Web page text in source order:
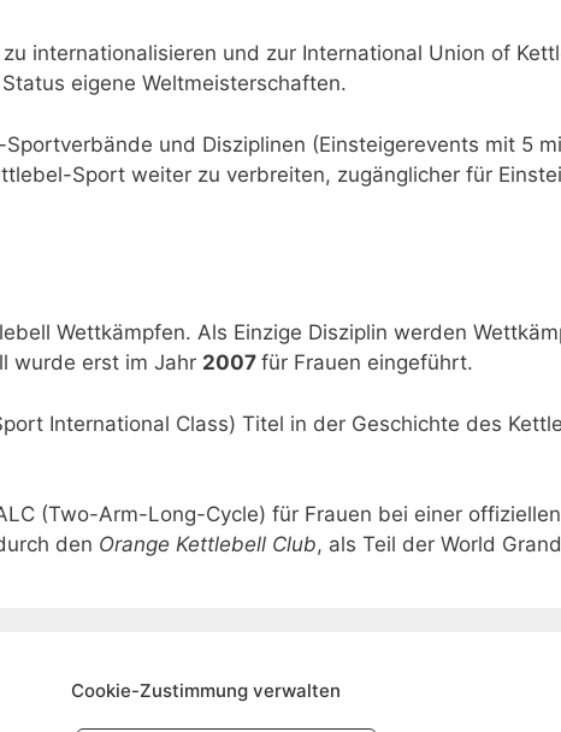
Cookie-Zustimmung verwalten
internationalisieren und zur International Union of
eigene Weltmeisterschaften.
und Disziplinen (Einsteigerevents mit 5
Sport weiter zu verbreiten, zugänglicher für
Wettkämpfen. Als Einzige Disziplin werden
wurde erst im Jahr 2007 für Frauen eingeführt.
International Class) Titel in der Geschichte des
(Two-Arm-Long-Cycle) für Frauen bei einer
den Orange Kettlebell Club, als Teil der World